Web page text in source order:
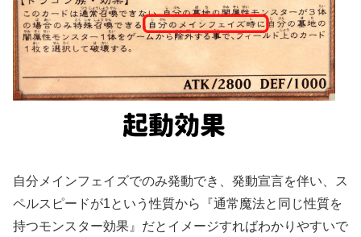
自分メインフェイズでのみ発動でき、発動宣言を伴い、ス
ペルスピードが1という性質から『通常魔法と同じ性質を
持つモンスター効果』だとイメージすればわかりやすいで